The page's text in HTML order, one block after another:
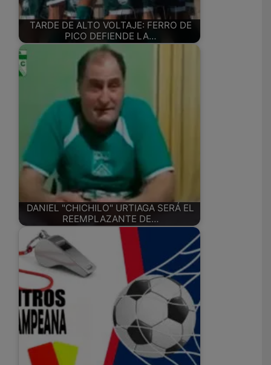
TARDE DE ALTO VOLTAJE: FERRO DE
PICO DEFIENDE LA…
DANIEL "CHICHILO" URTIAGA SERÁ EL
REEMPLAZANTE DE…